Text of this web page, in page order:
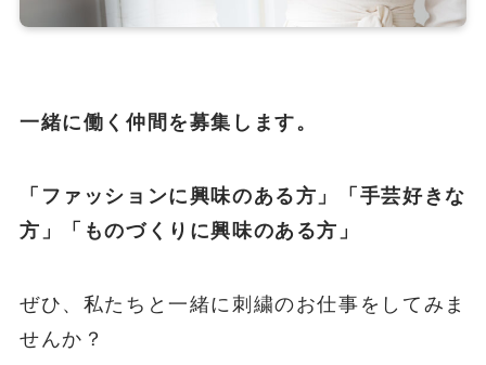
一緒に働く仲間を募集します。
「ファッションに興味のある方」「手芸好きな
方」「ものづくりに興味のある方」
ぜひ、私たちと一緒に刺繍のお仕事をしてみま
せんか？